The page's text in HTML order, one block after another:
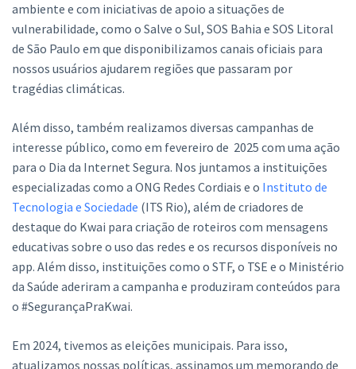
ambiente e com iniciativas de apoio a situações de
vulnerabilidade, como o Salve o Sul, SOS Bahia e SOS Litoral
de São Paulo em que disponibilizamos canais oficiais para
nossos usuários ajudarem regiões que passaram por
tragédias climáticas.
Além disso, também realizamos diversas campanhas de
interesse público, como em fevereiro de 2025 com uma ação
para o Dia da Internet Segura. Nos juntamos a instituições
especializadas como a ONG Redes Cordiais e o Instituto de
Tecnologia e Sociedade (ITS Rio), além de criadores de
destaque do Kwai para criação de roteiros com mensagens
educativas sobre o uso das redes e os recursos disponíveis no
app. Além disso, instituições como o STF, o TSE e o Ministério
da Saúde aderiram a campanha e produziram conteúdos para
o #SegurançaPraKwai.
Em 2024, tivemos as eleições municipais. Para isso,
atualizamos nossas políticas, assinamos um memorando de